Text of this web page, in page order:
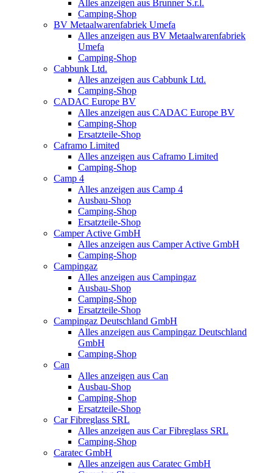
Alles anzeigen aus Brunner S.r.l.
Camping-Shop
BV Metaalwarenfabriek Umefa
Alles anzeigen aus BV Metaalwarenfabriek
Umefa
Camping-Shop
Cabbunk Ltd.
Alles anzeigen aus Cabbunk Ltd.
Camping-Shop
CADAC Europe BV
Alles anzeigen aus CADAC Europe BV
Camping-Shop
Ersatzteile-Shop
Caframo Limited
Alles anzeigen aus Caframo Limited
Camping-Shop
Camp 4
Alles anzeigen aus Camp 4
Ausbau-Shop
Camping-Shop
Ersatzteile-Shop
Camper Active GmbH
Alles anzeigen aus Camper Active GmbH
Camping-Shop
Campingaz
Alles anzeigen aus Campingaz
Ausbau-Shop
Camping-Shop
Ersatzteile-Shop
Campingaz Deutschland GmbH
Alles anzeigen aus Campingaz Deutschland
GmbH
Camping-Shop
Can
Alles anzeigen aus Can
Ausbau-Shop
Camping-Shop
Ersatzteile-Shop
Car Fibreglass SRL
Alles anzeigen aus Car Fibreglass SRL
Camping-Shop
Caratec GmbH
Alles anzeigen aus Caratec GmbH